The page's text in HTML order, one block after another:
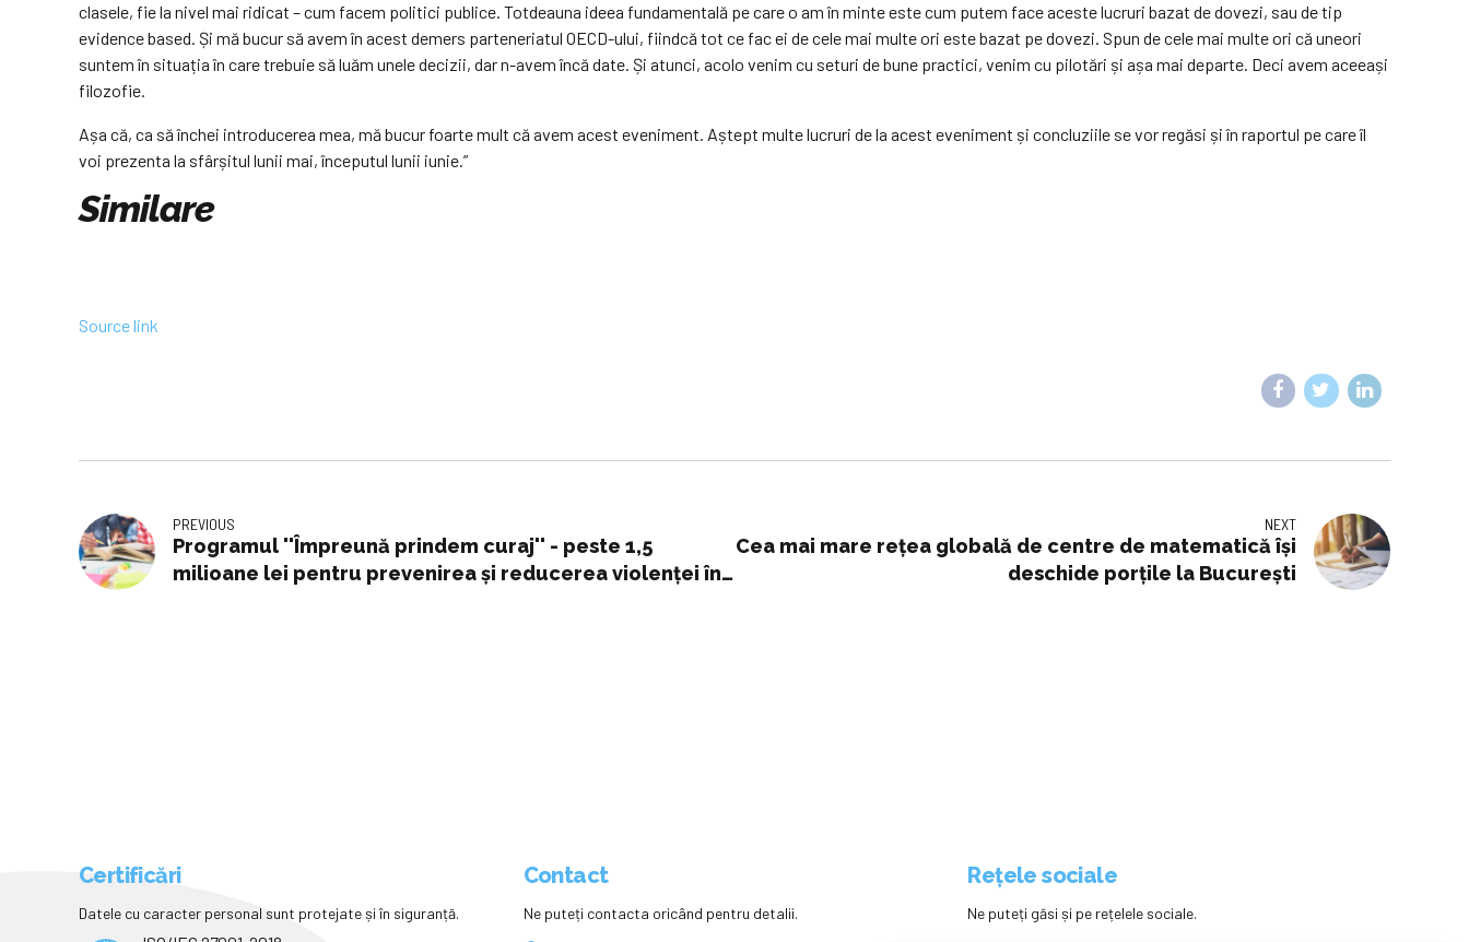
clasele, fie la nivel mai ridicat – cum facem politici publice. Totdeauna ideea fundamentală pe care o am în minte este cum putem face aceste lucruri bazat de dovezi, sau de tip
evidence based. Și mă bucur să avem în acest demers parteneriatul OECD-ului, fiindcă tot ce fac ei de cele mai multe ori este bazat pe dovezi. Spun de cele mai multe ori că uneori
suntem în situația în care trebuie să luăm unele decizii, dar n-avem încă date. Și atunci, acolo venim cu seturi de bune practici, venim cu pilotări și așa mai departe. Deci avem aceeași
filozofie.
Așa că, ca să închei introducerea mea, mă bucur foarte mult că avem acest eveniment. Aștept multe lucruri de la acest eveniment și concluziile se vor regăsi și în raportul pe care îl
voi prezenta la sfârșitul lunii mai, începutul lunii iunie.”
Similare
Source link
PREVIOUS
Programul ''Împreună prindem curaj'' - peste 1,5
milioane lei pentru prevenirea și reducerea violenței în
NEXT
Cea mai mare rețea globală de centre de matematică își
deschide porțile la București
Certificări
Datele cu caracter personal sunt protejate și în siguranță.
Contact
Ne puteți contacta oricând pentru detalii.
Rețele sociale
Ne puteți găsi și pe rețelele sociale.